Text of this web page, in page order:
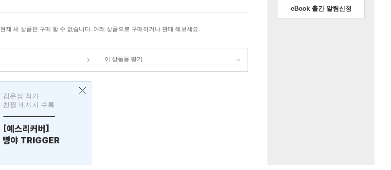
현재 새 상품은 구매 할 수 없습니다. 아래 상품으로 구매하거나 판매 해보세요.
이 상품을 팔기
김은성 작가
친필 메시지 수록
---------------
[예스리커버]
빵야 TRIGGER
eBook 출간 알림신청